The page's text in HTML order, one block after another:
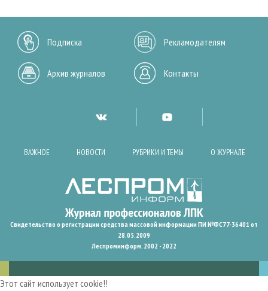
Подписка Рекламодателям
Архив журналов Контакты
ВАЖНОЕ НОВОСТИ РУБРИКИ И ТЕМЫ О ЖУРНАЛЕ
Свидетельство о регистрации средства массовой информации ПИ №ФС77-36401 от
28.05.2009
Леспроминформ. 2002 - 2022
Этот сайт использует cookie!!